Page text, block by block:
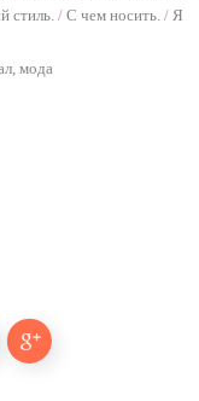
стиль. / С чем носить. / Я
, мода